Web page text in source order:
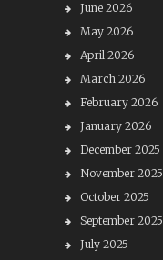
June 2026
May 2026
April 2026
March 2026
February 2026
January 2026
December 2025
November 2025
October 2025
September 2025
July 2025